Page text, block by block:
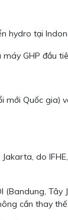
hydro tại
GHP đầu
Quốc gia)
do
cần thay